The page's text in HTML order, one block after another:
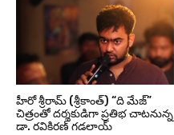
హీరో శ్రీరామ్ (శ్రీకాంత్) “ది మేజ్”
చిత్రంతో దర్శకుడిగా ప్రతిభ చాటనున్న
డా. రవికిరణ్ గడలాయ్